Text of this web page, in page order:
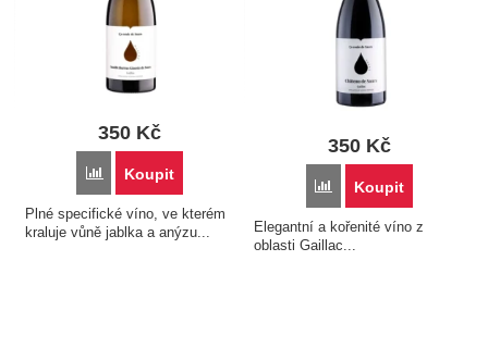
Vhodné k jídlu
Pečené maso
350 Kč
Přidat 'Château de Saurs - Ça Coule De Saurs - Mauzac
Koupit
Plné specifické víno, ve kterém
kraluje vůně jablka a anýzu...
350 Kč
Přidat 'Château de
Koupit
Elegantní a kořenité víno z
oblasti Gaillac...